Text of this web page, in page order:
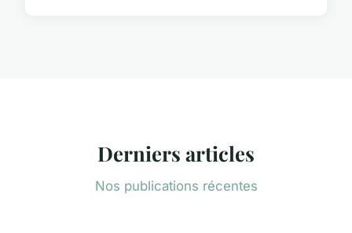
Derniers articles
Nos publications récentes